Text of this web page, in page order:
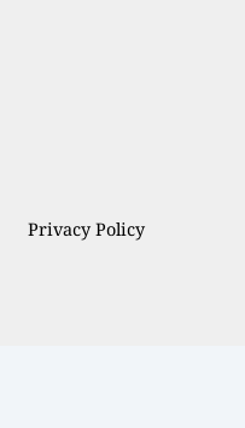
Privacy Policy